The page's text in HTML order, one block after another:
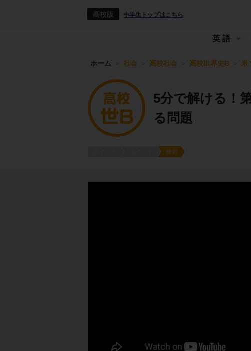
高校版 中学生トップはこちら
英語
ホーム 社会 高校社会 高校世界史B 米
5分で解ける！
る問題
練習